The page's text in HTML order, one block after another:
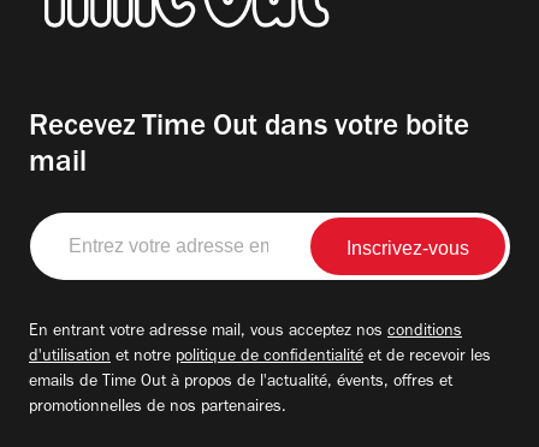
Recevez Time Out dans votre boite
mail
Entrez
votre
adresse
En entrant votre adresse mail, vous acceptez nos conditions
d'utilisation et notre politique de confidentialité et de recevoir les
emails de Time Out à propos de l'actualité, évents, offres et
promotionnelles de nos partenaires.